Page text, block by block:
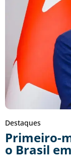
Destaques
Primeiro-
o Brasil